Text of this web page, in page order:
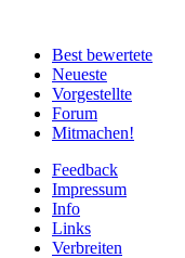
Best bewertete
Neueste
Vorgestellte
Forum
Mitmachen!
Feedback
Impressum
Info
Links
Verbreiten